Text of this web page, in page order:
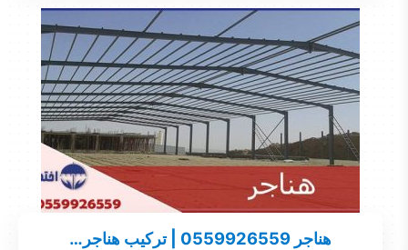
هناجر 0559926559 | تركيب هناجر…